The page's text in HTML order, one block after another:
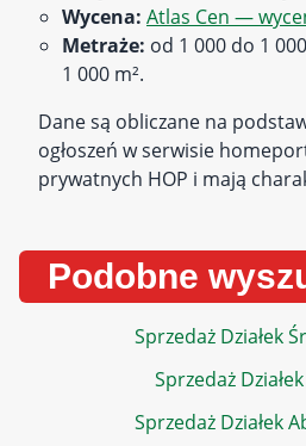
Wycena: Atlas Cen —
Metraże: od 1 000 do 1
1 000 m².
Dane są obliczane na
ogłoszeń w serwisie
prywatnych HOP i mają
Podobne
Sprzedaż Działek
Sprzedaż
Sprzedaż Działek